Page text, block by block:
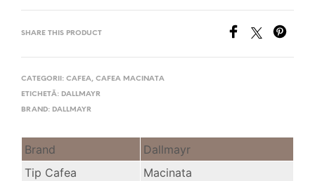
Evaluat la
din 5
SHARE THIS PRODUCT
CATEGORII: CAFEA, CAFEA MACINATA
ETICHETĂ: DALLMAYR
BRAND: DALLMAYR
Brand
Dallmayr
Tip Cafea
Macinata